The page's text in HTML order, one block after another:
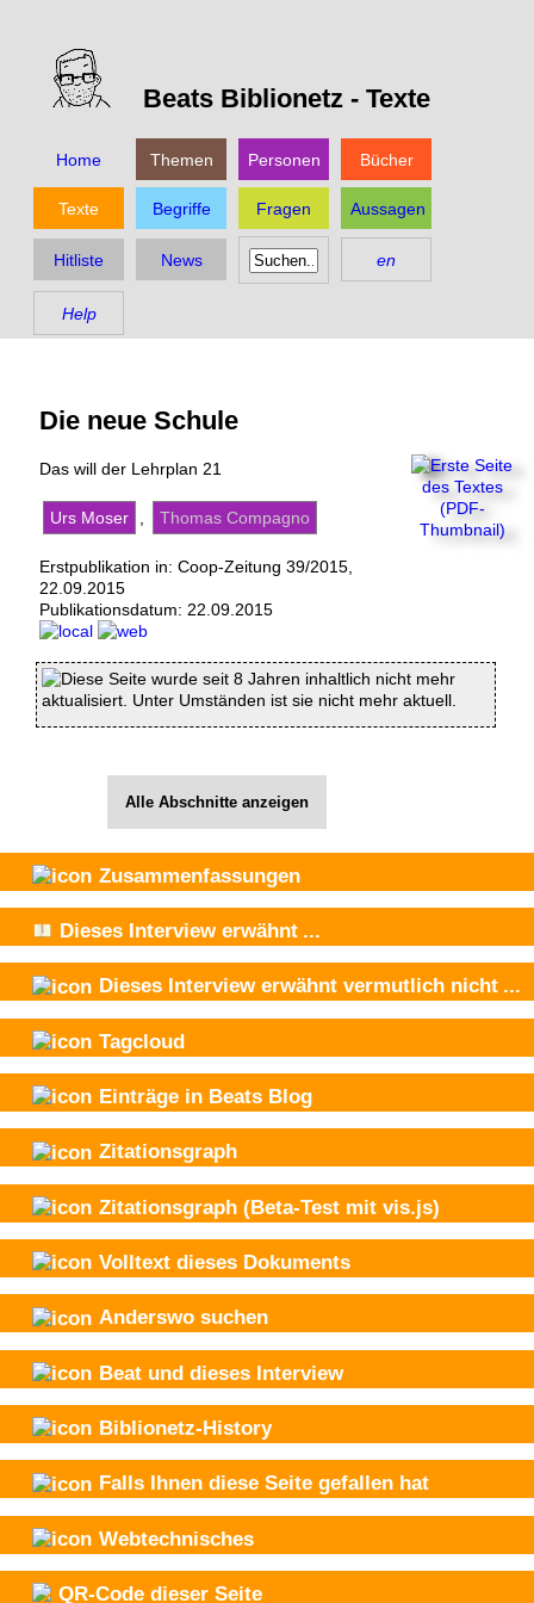
Beats Biblionetz - Texte
Home Themen Personen Bücher
Texte Begriffe Fragen Aussagen
Hitliste News en
Help
Die neue Schule
Das will der Lehrplan 21
Urs Moser Thomas Compagno
Erstpublikation in: Coop-Zeitung 39/2015,
22.09.2015
Publikationsdatum: 22.09.2015
Diese Seite wurde seit 8 Jahren inhaltlich nicht mehr
aktualisiert. Unter Umständen ist sie nicht mehr aktuell.
Alle Abschnitte anzeigen
Zusammenfassungen
Dieses Interview erwähnt ...
Dieses Interview erwähnt vermutlich nicht ...
Tagcloud
Einträge in Beats Blog
Zitationsgraph
Zitationsgraph (Beta-Test mit vis.js)
Volltext dieses Dokuments
Anderswo suchen
Beat und dieses Interview
Biblionetz-History
Falls Ihnen diese Seite gefallen hat
Webtechnisches
QR-Code dieser Seite